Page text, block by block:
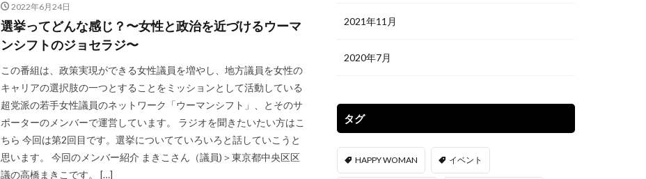
2022年6月24日
選挙ってどんな感じ？〜女性と政治を近づけるウーマ
ンシフトのジョセラジ〜
この番組は、政策実現ができる女性議員を増やし、地方議員を女性の
キャリアの選択肢の一つとすることをミッションとして活動している
超党派の若手女性議員のネットワーク「ウーマンシフト」、とそのサ
ポーターのメンバーで運営しています。 ラジオを聞きたいたい方はこ
ちら 今回は第2回目です。選挙についてていろいろと話していこうと
思います。 今回のメンバー紹介 まきこさん（議員)＞東京都中央区区
議の高橋まきこです。 […]
2021年11月
2020年7月
タグ
HAPPY WOMAN イベント